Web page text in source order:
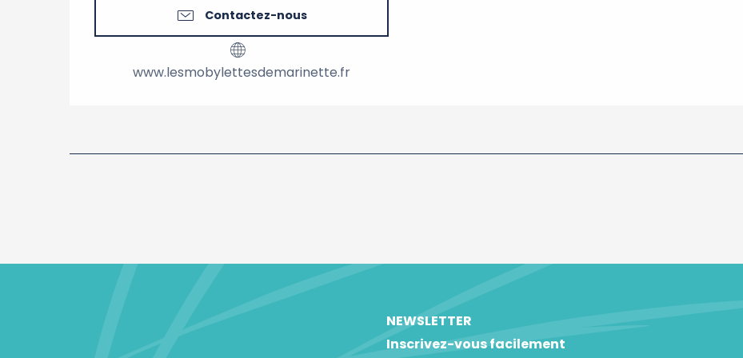
Contactez-nous
www.lesmobylettesdemarinette.fr
NEWSLETTER
Inscrivez-vous facilement